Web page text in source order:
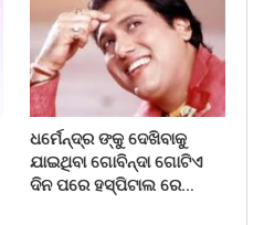
ଧର୍ମେନ୍ଦ୍ର ଙ୍କୁ ଦେଖିବାକୁ
ଯାଇଥିବା ଗୋବିନ୍ଦା ଗୋଟିଏ
ଦିନ ପରେ ହସ୍ପିଟାଲ ରେ…